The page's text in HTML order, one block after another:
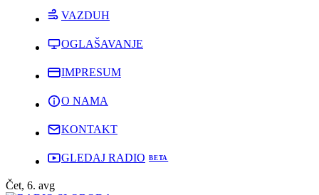
VAZDUH
OGLAŠAVANJE
IMPRESUM
O NAMA
KONTAKT
GLEDAJ RADIO
Čet, 6. avg